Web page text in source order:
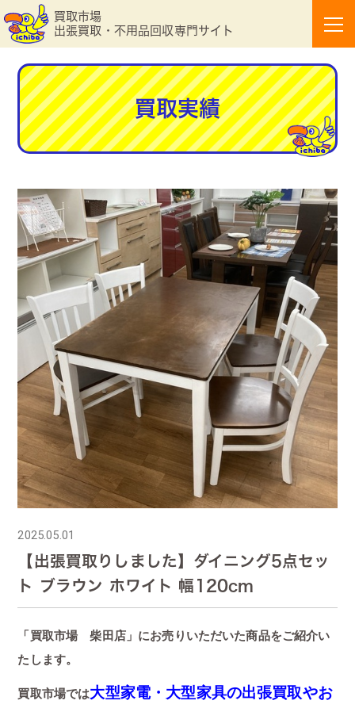
買取市場
出張買取・不用品回収専門サイト
買取実績
2025.05.01
【出張買取りしました】ダイニング5点セッ
ト ブラウン ホワイト 幅120cm
「買取市場 柴田店」にお売りいただいた商品をご紹介い
たします。
買取市場では大型家電・大型家具の出張買取やお